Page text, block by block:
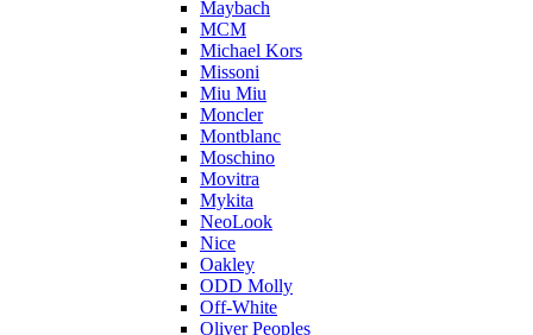
Maybach
MCM
Michael Kors
Missoni
Miu Miu
Moncler
Montblanc
Moschino
Movitra
Mykita
NeoLook
Nice
Oakley
ODD Molly
Off-White
Oliver Peoples